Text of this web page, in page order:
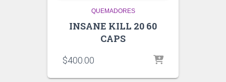
QUEMADORES
INSANE KILL 20 60
CAPS
$400.00